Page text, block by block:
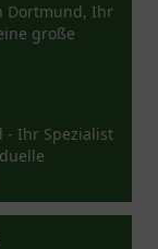
Dortmund, Ihr
große
- Ihr Spezialist